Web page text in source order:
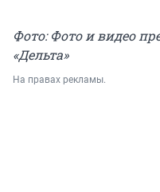
Фото: Фото и видео
«Дельта»
На правах рекламы.